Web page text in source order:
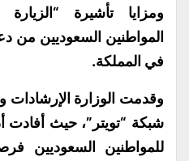
ومزايا تأشيرة
المواطنين السعوديين من
في المملكة.
وقدمت الوزارة الإرشادات
شبكة “تويتر”، حيث أفادت
للمواطنين السعوديين